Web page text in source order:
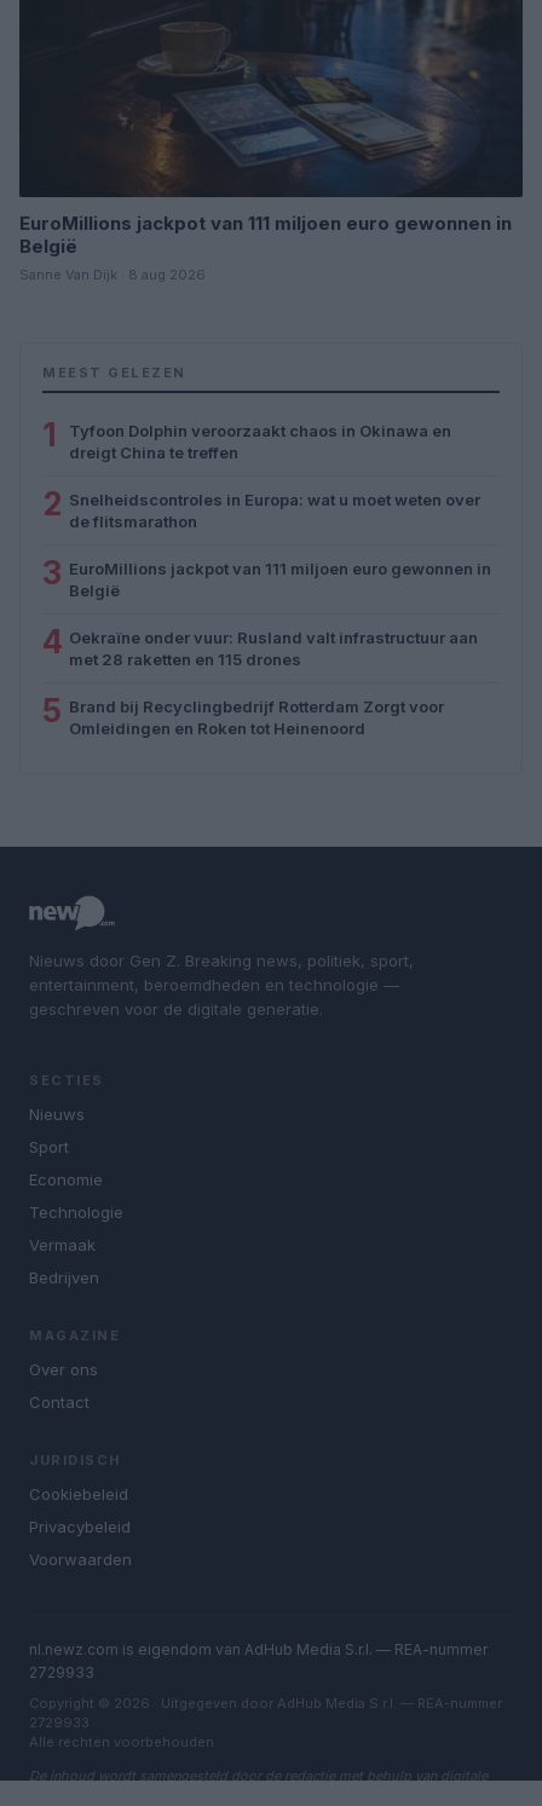
EuroMillions jackpot van 111 miljoen euro gewonnen in
België
Sanne Van Dijk · 8 aug 2026
MEEST GELEZEN
1
Tyfoon Dolphin veroorzaakt chaos in Okinawa en
dreigt China te treffen
2 Snelheidscontroles in Europa: wat u moet weten over
de flitsmarathon
3 EuroMillions jackpot van 111 miljoen euro gewonnen in
België
4 Oekraïne onder vuur: Rusland valt infrastructuur aan
met 28 raketten en 115 drones
5 Brand bij Recyclingbedrijf Rotterdam Zorgt voor
Omleidingen en Roken tot Heinenoord
Nieuws door Gen Z. Breaking news, politiek, sport,
entertainment, beroemdheden en technologie —
geschreven voor de digitale generatie.
SECTIES
Nieuws
Sport
Economie
Technologie
Vermaak
Bedrijven
MAGAZINE
Over ons
Contact
JURIDISCH
Cookiebeleid
Privacybeleid
Voorwaarden
nl.newz.com is eigendom van AdHub Media S.r.l. — REA-nummer
2729933
Copyright © 2026 · Uitgegeven door AdHub Media S.r.l. — REA-nummer
2729933
Alle rechten voorbehouden
De inhoud wordt samengesteld door de redactie met behulp van digitale